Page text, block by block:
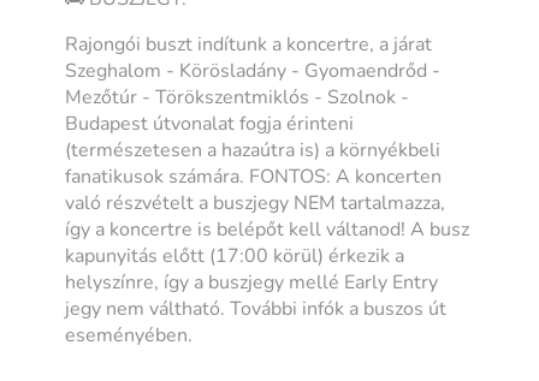
Rajongói buszt indítunk a koncertre, a járat
Szeghalom - Körösladány - Gyomaendrőd -
Mezőtúr - Törökszentmiklós - Szolnok -
Budapest útvonalat fogja érinteni
(természetesen a hazaútra is) a környékbeli
fanatikusok számára. FONTOS: A koncerten
való részvételt a buszjegy NEM tartalmazza,
így a koncertre is belépőt kell váltanod! A busz
kapunyitás előtt (17:00 körül) érkezik a
helyszínre, így a buszjegy mellé Early Entry
jegy nem váltható. További infók a buszos út
eseményében.